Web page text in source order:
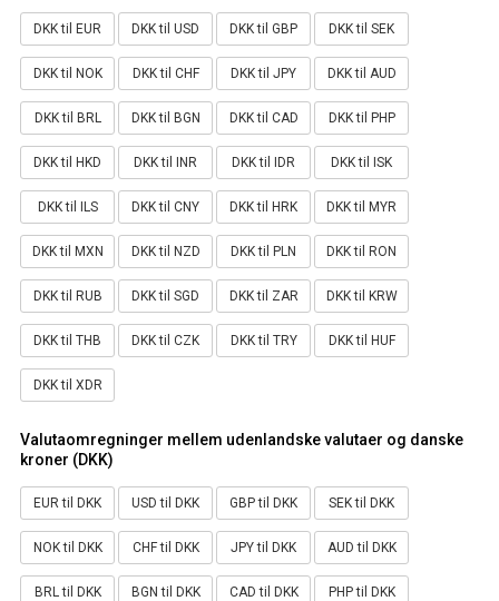
DKK til EUR DKK til USD DKK til GBP DKK til SEK
DKK til NOK DKK til CHF DKK til JPY DKK til AUD
DKK til BRL DKK til BGN DKK til CAD DKK til PHP
DKK til HKD DKK til INR DKK til IDR DKK til ISK
DKK til ILS DKK til CNY DKK til HRK DKK til MYR
DKK til MXN DKK til NZD DKK til PLN DKK til RON
DKK til RUB DKK til SGD DKK til ZAR DKK til KRW
DKK til THB DKK til CZK DKK til TRY DKK til HUF
DKK til XDR
Valutaomregninger mellem udenlandske valutaer og danske
kroner (DKK)
EUR til DKK USD til DKK GBP til DKK SEK til DKK
NOK til DKK CHF til DKK JPY til DKK AUD til DKK
BRL til DKK BGN til DKK CAD til DKK PHP til DKK